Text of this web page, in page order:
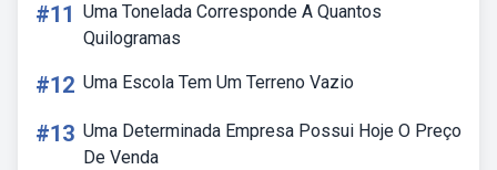
#11 Uma Tonelada Corresponde A Quantos
Quilogramas
#12 Uma Escola Tem Um Terreno Vazio
#13 Uma Determinada Empresa Possui Hoje O Preço
De Venda